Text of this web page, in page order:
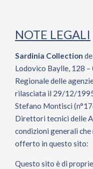
NOTE LEGALI
Sardinia Collection
Lodovico Baylle, 128
Regionale delle
rilasciata il 29/12/
Stefano Montisci
Direttori tecnici delle
condizioni generali
offerto in questo sito:
Questo sito è di